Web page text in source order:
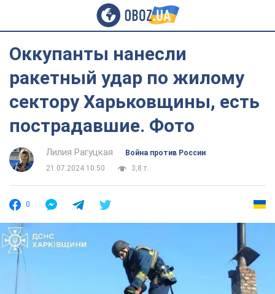
Оккупанты нанесли
ракетный удар по жилому
сектору Харьковщины, есть
пострадавшие. Фото
Лилия Рагуцкая
Война против России
21.07.2024 10:50
3,8 т.
0